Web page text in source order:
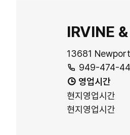
IRVINE
13681
지
점
연
락
949-474-
영업시간
현지영업시간
현지영업시간